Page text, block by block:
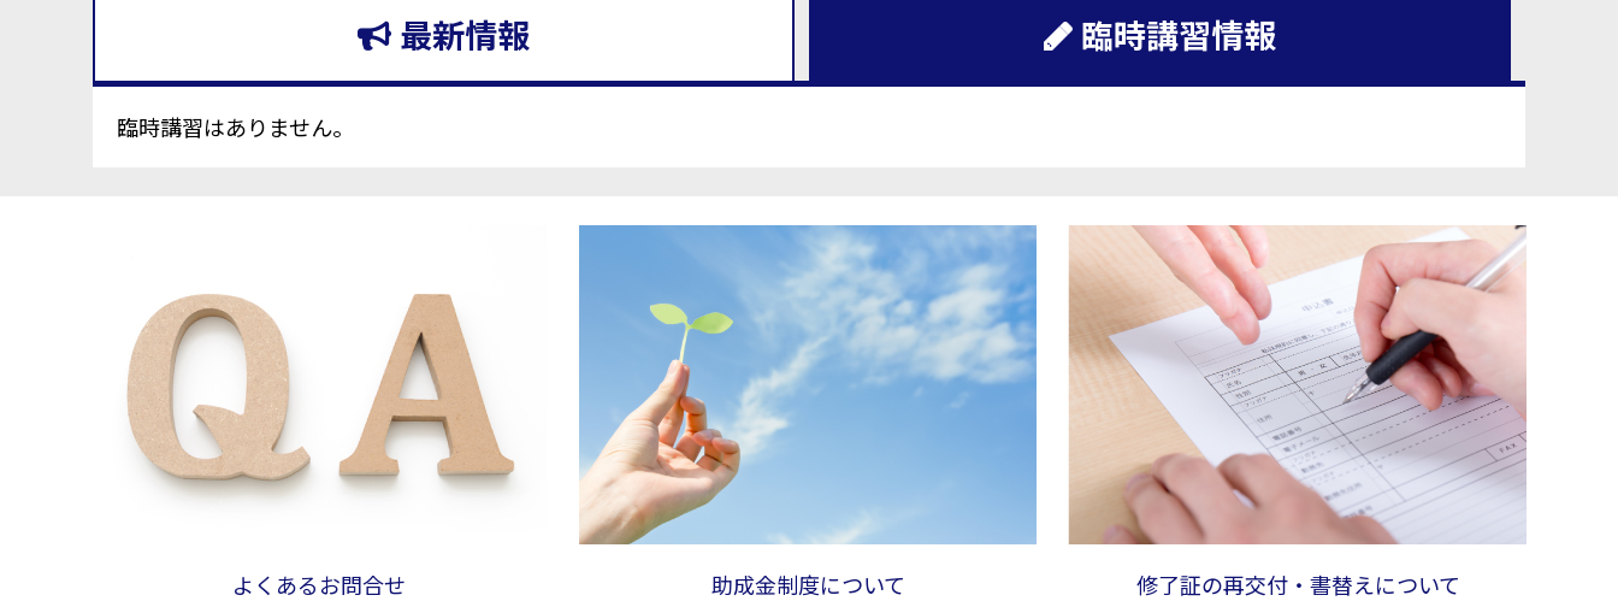
最新情報 臨時講習情報
臨時講習はありません。
よくあるお問合せ 助成金制度について 修了証の再交付・書替えについて